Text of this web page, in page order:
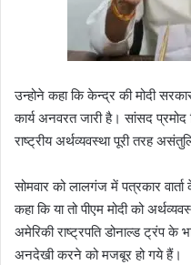
उन्होने कहा कि केन्द्र की मोदी
कार्य अनवरत जारी है। सांसद प्रमोद
राष्ट्रीय अर्थव्यवस्था पूरी तरह
सोमवार को लालगंज में पत्रकार
कहा कि या तो पीएम मोदी को
अमेरिकी राष्ट्रपति डोनाल्ड ट्रंप के
अनदेखी करने को मजबूर हो गये हैं।